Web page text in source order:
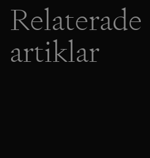
Relaterade
artiklar